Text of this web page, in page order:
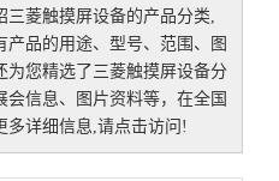
三菱触摸屏设备的产品分类,
产品的用途、型号、范围、图
为您精选了 三菱触摸屏设备分
信息、图片资料等，在全国
多详细信息,请点击访问!